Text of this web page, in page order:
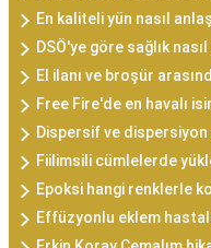
En kaliteli yün nasıl
DSÖ'ye göre sağlık
El ilanı ve broşür
Free Fire'de en havalı
Dispersif ve
Fiilimsili cümlelerde
Epoksi hangi renklerle
Effüzyonlu eklem